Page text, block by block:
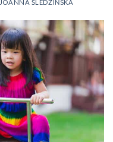
JOANNA ŚLEDZIŃSKA